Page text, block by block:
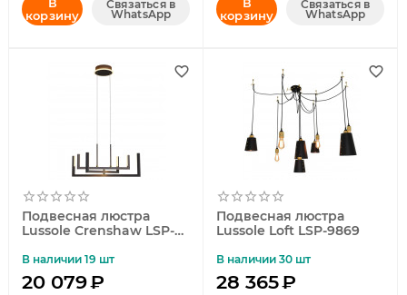
корзину
Связаться в
WhatsApp
корзину
Связаться в
WhatsApp
Подвесная люстра
Lussole Crenshaw LSP-
В наличии 19 шт
20 079₽
Подвесная люстра
Lussole Loft LSP-9869
В наличии 30 шт
28 365₽